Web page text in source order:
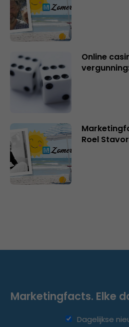
Online
Roel
Marketingfacts. Elke
Dagelijkse